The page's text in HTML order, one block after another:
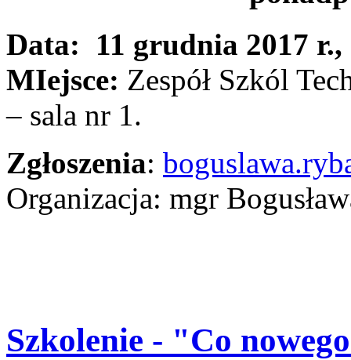
Data: 11 grudnia 2017 r.,
MIejsce: Zespół Szkól
– sala nr 1.
Zgłoszenia:
Organizacja: mgr
Szkolenie - "Co